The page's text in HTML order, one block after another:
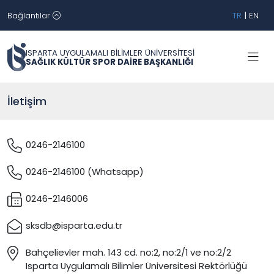
Bağlantılar TR | EN
ISPARTA UYGULAMALI BİLİMLER ÜNİVERSİTESİ
SAĞLIK KÜLTÜR SPOR DAİRE BAŞKANLIĞI
İletişim
0246-2146100
0246-2146100 (Whatsapp)
0246-2146006
sksdb@isparta.edu.tr
Bahçelievler mah. 143 cd. no:2, no:2/1 ve no:2/2
Isparta Uygulamalı Bilimler Üniversitesi Rektörlüğü